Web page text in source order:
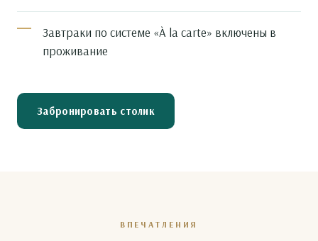
Завтраки по системе «À la carte» включены в
проживание
Забронировать столик
ВПЕЧАТЛЕНИЯ